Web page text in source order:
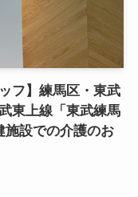
フ】練馬区・東武
東上線「東武練馬
設での介護のお